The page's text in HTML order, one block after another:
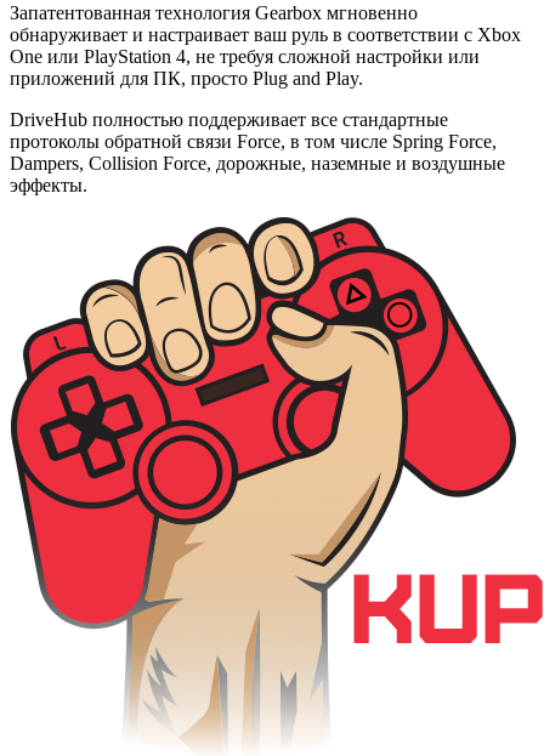
Запатентованная технология Gearbox мгновенно
обнаруживает и настраивает ваш руль в соответствии с Xbox
One или PlayStation 4, не требуя сложной настройки или
приложений для ПК, просто Plug and Play.
DriveHub полностью поддерживает все стандартные
протоколы обратной связи Force, в том числе Spring Force,
Dampers, Collision Force, дорожные, наземные и воздушные
эффекты.